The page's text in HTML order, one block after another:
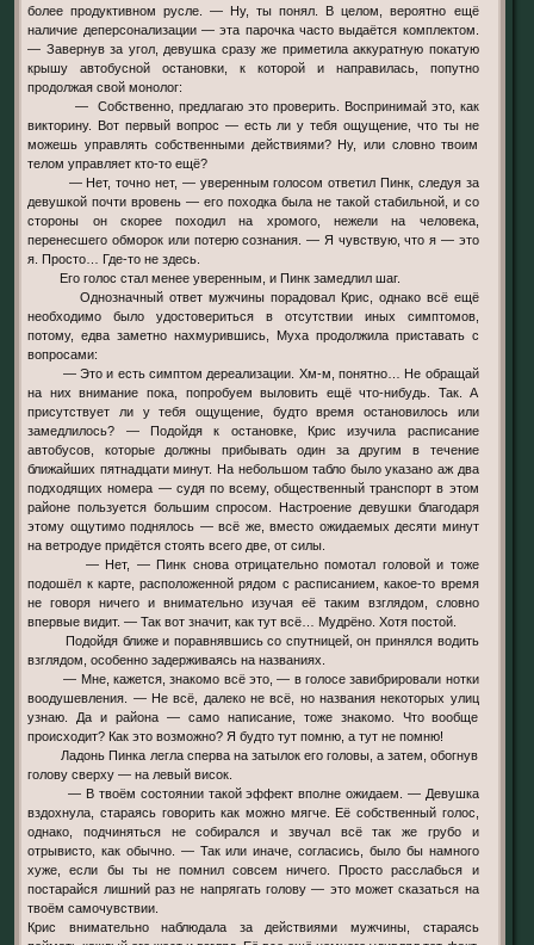
более продуктивном русле. — Ну, ты понял. В целом, вероятно ещё
наличие деперсонализации — эта парочка часто выдаётся комплектом.
— Завернув за угол, девушка сразу же приметила аккуратную покатую
крышу автобусной остановки, к которой и направилась, попутно
продолжая свой монолог:
— Собственно, предлагаю это проверить. Воспринимай это, как
викторину. Вот первый вопрос — есть ли у тебя ощущение, что ты не
можешь управлять собственными действиями? Ну, или словно твоим
телом управляет кто-то ещё?
— Нет, точно нет, — уверенным голосом ответил Пинк, следуя за
девушкой почти вровень — его походка была не такой стабильной, и со
стороны он скорее походил на хромого, нежели на человека,
перенесшего обморок или потерю сознания. — Я чувствую, что я — это
я. Просто… Где-то не здесь.
Его голос стал менее уверенным, и Пинк замедлил шаг.
Однозначный ответ мужчины порадовал Крис, однако всё ещё
необходимо было удостовериться в отсутствии иных симптомов,
потому, едва заметно нахмурившись, Муха продолжила приставать с
вопросами:
— Это и есть симптом дереализации. Хм-м, понятно… Не обращай
на них внимание пока, попробуем выловить ещё что-нибудь. Так. А
присутствует ли у тебя ощущение, будто время остановилось или
замедлилось? — Подойдя к остановке, Крис изучила расписание
автобусов, которые должны прибывать один за другим в течение
ближайших пятнадцати минут. На небольшом табло было указано аж два
подходящих номера — судя по всему, общественный транспорт в этом
районе пользуется большим спросом. Настроение девушки благодаря
этому ощутимо поднялось — всё же, вместо ожидаемых десяти минут
на ветродуе придётся стоять всего две, от силы.
— Нет, — Пинк снова отрицательно помотал головой и тоже
подошёл к карте, расположенной рядом с расписанием, какое-то время
не говоря ничего и внимательно изучая её таким взглядом, словно
впервые видит. — Так вот значит, как тут всё… Мудрёно. Хотя постой.
Подойдя ближе и поравнявшись со спутницей, он принялся водить
взглядом, особенно задерживаясь на названиях.
— Мне, кажется, знакомо всё это, — в голосе завибрировали нотки
воодушевления. — Не всё, далеко не всё, но названия некоторых улиц
узнаю. Да и района — само написание, тоже знакомо. Что вообще
происходит? Как это возможно? Я будто тут помню, а тут не помню!
Ладонь Пинка легла сперва на затылок его головы, а затем, обогнув
голову сверху — на левый висок.
— В твоём состоянии такой эффект вполне ожидаем. — Девушка
вздохнула, стараясь говорить как можно мягче. Её собственный голос,
однако, подчиняться не собирался и звучал всё так же грубо и
отрывисто, как обычно. — Так или иначе, согласись, было бы намного
хуже, если бы ты не помнил совсем ничего. Просто расслабься и
постарайся лишний раз не напрягать голову — это может сказаться на
твоём самочувствии.
Крис внимательно наблюдала за действиями мужчины, стараясь